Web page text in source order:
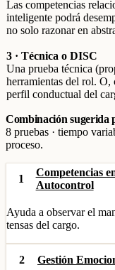
Las competencias
inteligente podrá
no solo razonar en
3 · Técnica o DISC
Una prueba técnica
herramientas del rol.
perfil conductual del
Combinación sugerida
8 pruebas · tiempo
proceso.
1
Competencias
Autocontrol
Ayuda a observar el
tensas del cargo.
2 Gestión